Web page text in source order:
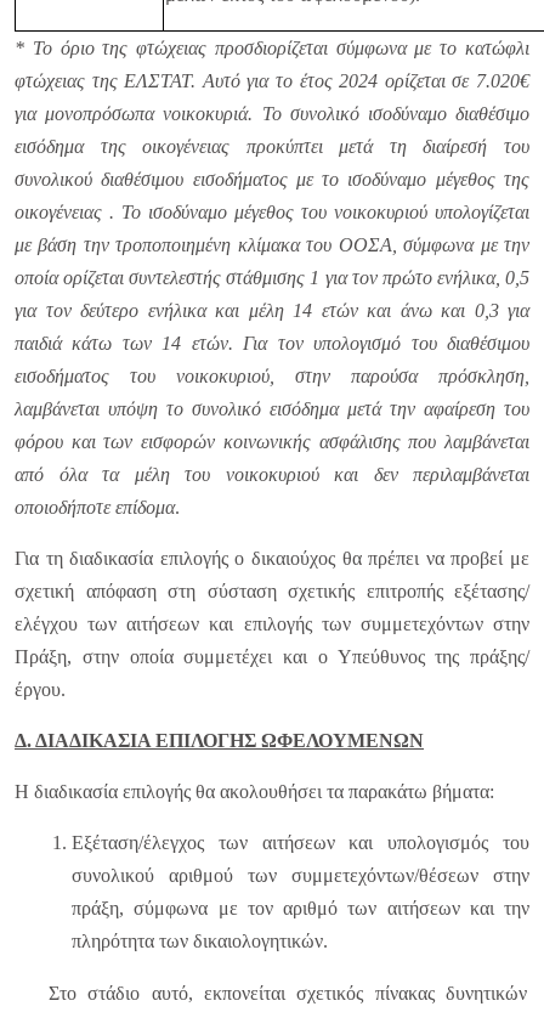
* Το όριο της φτώχειας προσδιορίζεται σύμφωνα με το κατώφλι
φτώχειας της ΕΛΣΤΑΤ. Αυτό για το έτος 2024 ορίζεται σε 7.020€
για μονοπρόσωπα νοικοκυριά. Το συνολικό ισοδύναμο διαθέσιμο
εισόδημα της οικογένειας προκύπτει μετά τη διαίρεσή του
συνολικού διαθέσιμου εισοδήματος με το ισοδύναμο μέγεθος της
οικογένειας . Το ισοδύναμο μέγεθος του νοικοκυριού υπολογίζεται
με βάση την τροποποιημένη κλίμακα του ΟΟΣΑ, σύμφωνα με την
οποία ορίζεται συντελεστής στάθμισης 1 για τον πρώτο ενήλικα, 0,5
για τον δεύτερο ενήλικα και μέλη 14 ετών και άνω και 0,3 για
παιδιά κάτω των 14 ετών. Για τον υπολογισμό του διαθέσιμου
εισοδήματος του νοικοκυριού, στην παρούσα πρόσκληση,
λαμβάνεται υπόψη το συνολικό εισόδημα μετά την αφαίρεση του
φόρου και των εισφορών κοινωνικής ασφάλισης που λαμβάνεται
από όλα τα μέλη του νοικοκυριού και δεν περιλαμβάνεται
οποιοδήποτε επίδομα.
Για τη διαδικασία επιλογής ο δικαιούχος θα πρέπει να προβεί με
σχετική απόφαση στη σύσταση σχετικής επιτροπής εξέτασης/
ελέγχου των αιτήσεων και επιλογής των συμμετεχόντων στην
Πράξη, στην οποία συμμετέχει και ο Υπεύθυνος της πράξης/
έργου.
Δ. ΔΙΑΔΙΚΑΣΙΑ ΕΠΙΛΟΓΗΣ ΩΦΕΛΟΥΜΕΝΩΝ
Η διαδικασία επιλογής θα ακολουθήσει τα παρακάτω βήματα:
Εξέταση/έλεγχος των αιτήσεων και υπολογισμός του
συνολικού αριθμού των συμμετεχόντων/θέσεων στην
πράξη, σύμφωνα με τον αριθμό των αιτήσεων και την
πληρότητα των δικαιολογητικών.
Στο στάδιο αυτό, εκπονείται σχετικός πίνακας δυνητικών